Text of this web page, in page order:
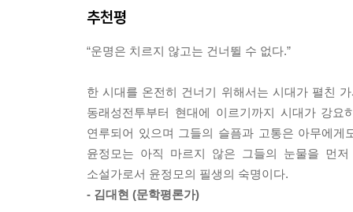
용서는 간단하지가 않다. 용서하지 못하는 것과
래야 한다. 왠지 아시오? 내 미래의 지도를 깨끗한
어버립시다.
--- p.230
어젯밤에 꾼 꿈인지도 모르겠다. 어떤 환영이 버
서 빠져나오려고 발버둥쳤다. 가시에 온몸이 찔려
져왔다. 하지만 햇살 밧줄은 그물에 닿지 않았다.
“언니의 잘못이 아니잖아요. 업보지요. 언니, 그거
동규를 끝까지 지키지 못한 과보였을까? 다연
동규에게 엄마가 아닌 철천지수가 되고 족쇄를 찬
개인적 상처 = 시대적 아픔
어떻게 분유할 것인가
윤정모 작가가 그리는 이야기 속 등장인물의 상
추천평
“운명은 치르지 않고는 건너뛸 수 없다.”
한 시대를 온전히 건너기 위해서는 시대가 펼친
동래성전투부터 현대에 이르기까지 시대가 강
연루되어 있으며 그들의 슬픔과 고통은 아무에
윤정모는 아직 마르지 않은 그들의 눈물을 먼
소설가로서 윤정모의 필생의 숙명이다.
- 김대현 (문학평론가)